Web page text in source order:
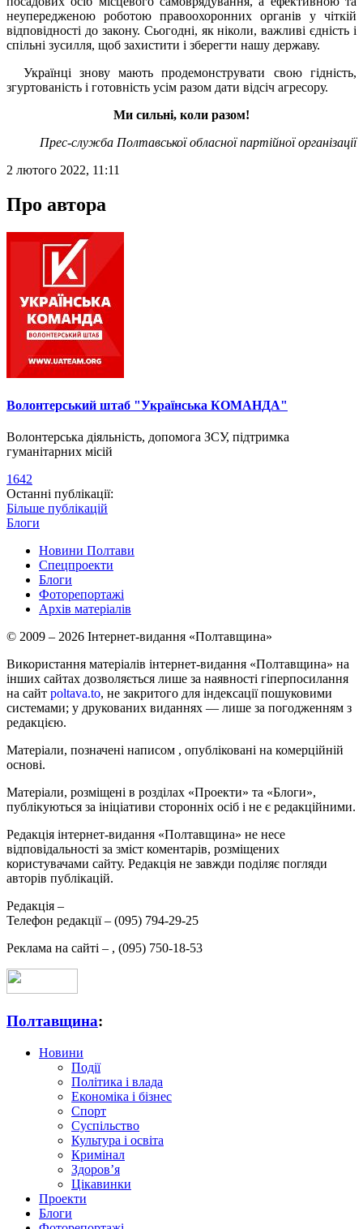
неупередженою роботою правоохоронних органів у чіткій
відповідності до закону. Сьогодні, як ніколи, важливі єдність і
спільні зусилля, щоб захистити і зберегти нашу державу.
Українці знову мають продемонструвати свою гідність,
згуртованість і готовність усім разом дати відсіч агресору.
Ми сильні, коли разом!
Прес-служба Полтавської обласної партійної організації
2 лютого 2022, 11:11
Про автора
Волонтерський штаб "Українська КОМАНДА"
Волонтерська діяльність, допомога ЗСУ, підтримка
гуманітарних місій
1642
Останні публікації:
Більше публікацій
Блоги
Новини Полтави
Спецпроекти
Блоги
Фоторепортажі
Архів матеріалів
© 2009 – 2026 Інтернет-видання «Полтавщина»
Використання матеріалів інтернет-видання «Полтавщина» на
інших сайтах дозволяється лише за наявності гіперпосилання
на сайт poltava.to, не закритого для індексації пошуковими
системами; у друкованих виданнях — лише за погодженням з
редакцією.
Матеріали, позначені написом , опубліковані на комерційній
основі.
Матеріали, розміщені в розділах «Проекти» та «Блоги»,
публікуються за ініціативи сторонніх осіб і не є редакційними.
Редакція інтернет-видання «Полтавщина» не несе
відповідальності за зміст коментарів, розміщених
користувачами сайту. Редакція не завжди поділяє погляди
авторів публікацій.
Редакція –
Телефон редакції – (095) 794-29-25
Реклама на сайті – , (095) 750-18-53
Полтавщина:
Новини
Події
Політика і влада
Економіка і бізнес
Спорт
Суспільство
Культура і освіта
Кримінал
Здоров’я
Цікавинки
Проекти
Блоги